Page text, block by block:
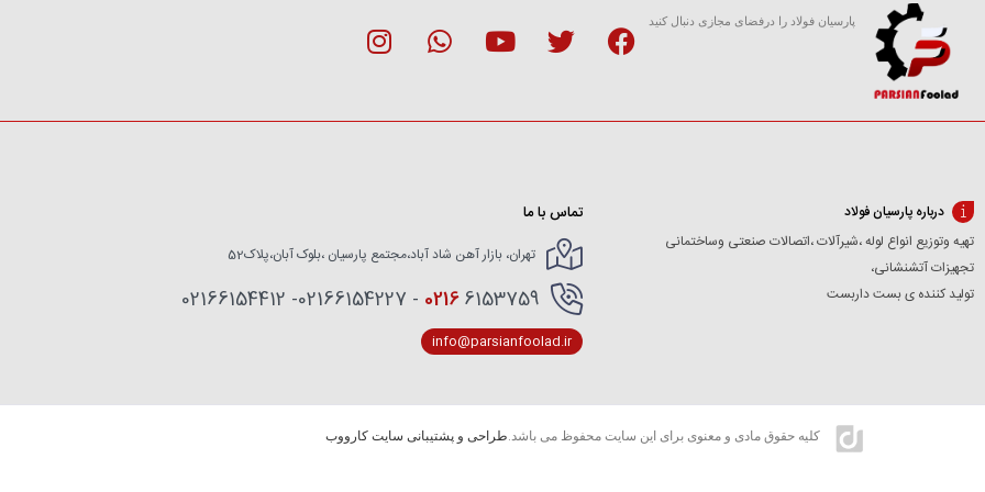
پارسیان فولاد را درفضای مجازی دنبال کنید
درباره پارسیان فولاد
تهیه وتوزیع انواع لوله ،شیرآلات ،اتصالات صنعتی وساختمانی
تجهیزات آتشنشانی،
تولید کننده ی بست داربست
تماس با ما
تهران، بازار آهن شاد آباد،مجتمع پارسیان ،بلوک آبان،پلاک52
02166153759 - 02166154227- 02166154412
info@parsianfoolad.ir
کلیه حقوق مادی و معنوی برای این سایت محفوظ می باشد.طراحی و پشتیبانی سایت کارووب